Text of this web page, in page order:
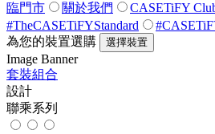
臨門市
關於我們
CASETiFY
#TheCASETiFYStandard
為您的裝置選購
選擇裝置
Image Banner
套裝組合
設計
聯乘系列